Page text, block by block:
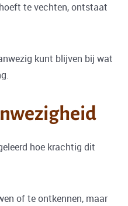
te vechten, ontstaat
kunt blijven bij wat
hoe krachtig dit
of te ontkennen, maar